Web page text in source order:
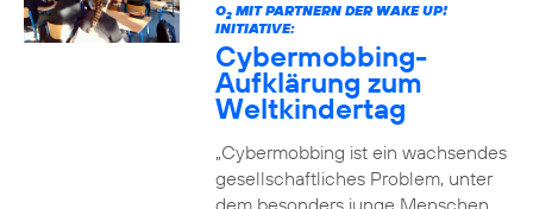
O2MIT PARTNERN DER WAKE UP!
INITIATIVE:
Cybermobbing-
Aufklärung zum
Weltkindertag
„Cybermobbing ist ein wachsendes
gesellschaftliches Problem, unter
dem besonders junge Menschen